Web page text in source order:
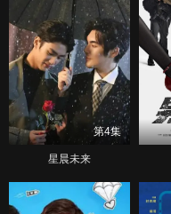
第4集
星晨未来